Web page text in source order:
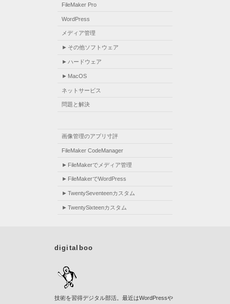
FileMaker Pro
WordPress
メディア管理
その他ソフトウェア
ハードウェア
MacOS
ネットサービス
問題と解決
画像管理のアプリ寸評
FileMaker CodeManager
FileMakerでメディア管理
FileMakerでWordPress
TwentySeventeenカスタム
TwentySixteenカスタム
digitalboo
技術を習得デジタル部活。最近はWordPressや